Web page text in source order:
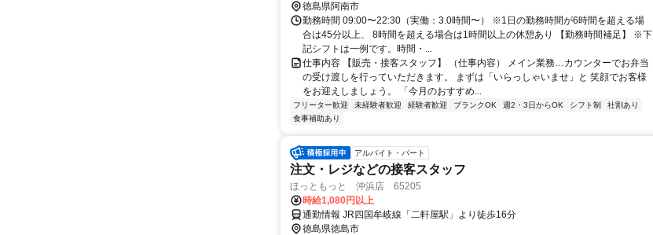
徳島県阿南市
勤務時間 09:00〜22:30（実働：3.0時間〜） ※1日の勤務時間が6時間を超える場
合は45分以上、 8時間を超える場合は1時間以上の休憩あり 【勤務時間補足】 ※下
記シフトは一例です。時間・...
仕事内容 【販売・接客スタッフ】 （仕事内容） メイン業務…カウンターでお弁当
の受け渡しを行っていただきます。 まずは「いらっしゃいませ」と 笑顔でお客様
をお迎えしましょう。 「今月のおすすめ...
フリーター歓迎 未経験者歓迎 経験者歓迎 ブランクOK 週2・3日からOK シフト制
社割あり
食事補助あり
アルバイト・パート
注文・レジなどの接客スタッフ
ほっともっと 沖浜店 65205
時給1,080円以上
通勤情報 JR四国牟岐線「二軒屋駅」より徒歩16分
徳島県徳島市